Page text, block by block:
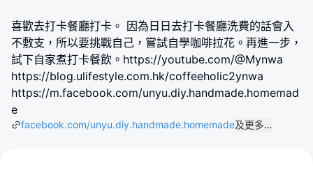
喜歡去打卡餐廳打卡。 因為日日去打卡餐廳洗費的話會入
不敷支，所以要挑戰自己，嘗試自學咖啡拉花。再進一步，
試下自家煮打卡餐飲。https://youtube.com/@Mynwa
https://blog.ulifestyle.com.hk/coffeeholic2ynwa
https://m.facebook.com/unyu.diy.handmade.homemad
e
facebook.com/unyu.diy.handmade.homemade及更多…